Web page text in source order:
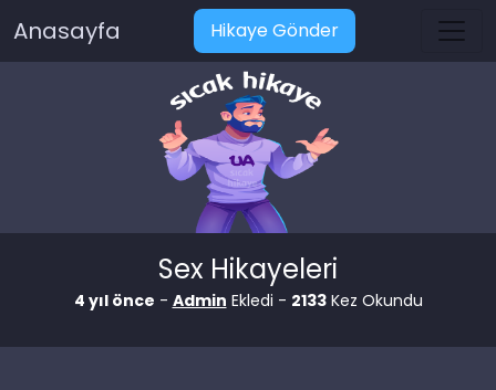
Anasayfa Hikaye Gönder
Sex Hikayeleri
4 yıl önce - Admin Ekledi - 2133Kez Okundu